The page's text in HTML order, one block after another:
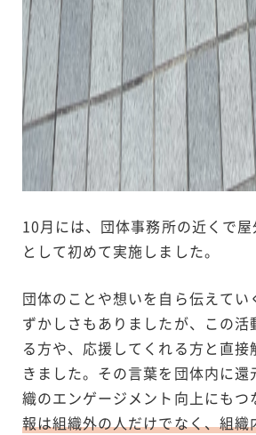
10月には、団体事務所の近くで
として初めて実施しました。
団体のことや想いを自ら伝えてい
ずかしさもありましたが、この活
る方や、応援してくれる方と直接
きました。その言葉を団体内に還
織のエンゲージメント向上にもつ
報は組織外の人だけでなく、組織